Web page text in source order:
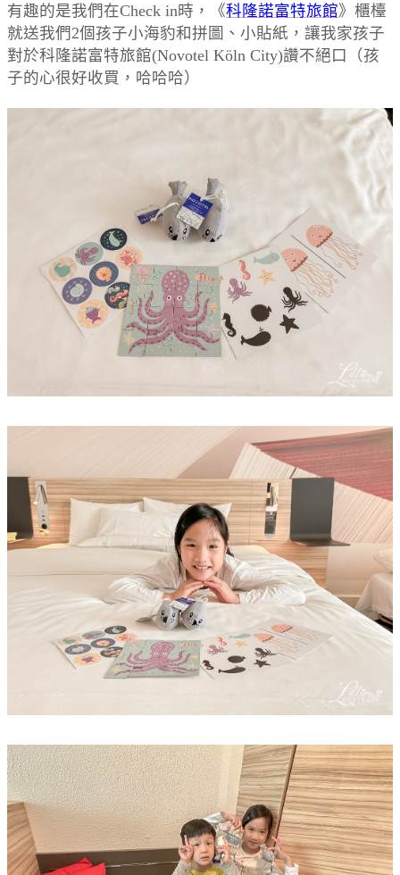
有趣的是我們在Check in時，《科隆諾富特旅館》櫃檯
就送我們2個孩子小海豹和拼圖、小貼紙，讓我家孩子
對於科隆諾富特旅館(Novotel Köln City)讚不絕口（孩
子的心很好收買，哈哈哈）